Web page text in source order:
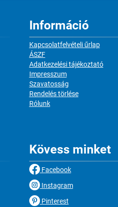
Információ
Kapcsolatfelvételi űrlap
ÁSZF
Adatkezelési tájékoztató
Impresszum
Szavatosság
Rendelés törlése
Rólunk
Kövess minket
Facebook
Instagram
Pinterest